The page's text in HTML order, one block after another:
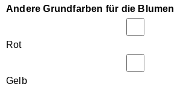
Andere Grundfarben für die Blumen
Rot
Gelb